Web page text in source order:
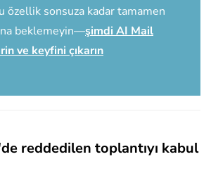
özellik sonsuza kadar tamamen
beklemeyin—şimdi AI Mail
ve keyfini çıkarın
reddedilen toplantıyı kabul